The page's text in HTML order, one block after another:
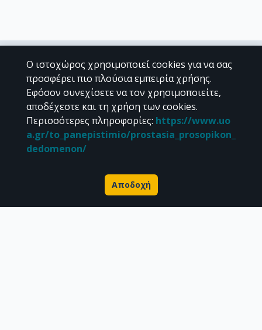
Διεύθυνση Βιβλιοθήκης & Κέντρου Πληροφόρησης
Βιβλιοθήκες Σχολών του ΕΚΠΑ
Υπολογιστικό Κέντρο Βιβλιοθηκών
Επικοινωνία / Helpdesk
Ο ιστοχώρος χρησιμοποιεί cookies για να σας
προσφέρει πιο πλούσια εμπειρία χρήσης.
Εφόσον συνεχίσετε να τον χρησιμοποιείτε,
αποδέχεστε και τη χρήση των cookies.
Περισσότερες πληροφορίες: https://www.uo
a.gr/to_panepistimio/prostasia_prosopikon_
dedomenon/
Αποδοχή